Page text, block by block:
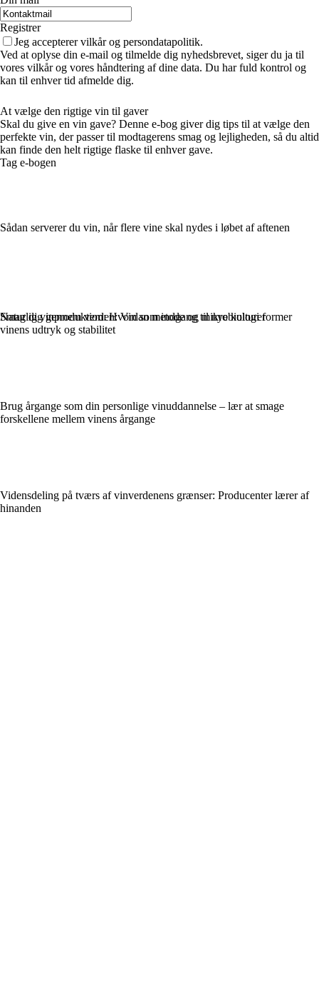
Registrer
Jeg accepterer vilkår og persondatapolitik.
Ved at oplyse din e-mail og tilmelde dig nyhedsbrevet, siger du ja til
vores vilkår og vores håndtering af dine data. Du har fuld kontrol og
kan til enhver tid afmelde dig.
At vælge den rigtige vin til gaver
Skal du give en vin gave? Denne e-bog giver dig tips til at vælge den
perfekte vin, der passer til modtagerens smag og lejligheden, så du altid
kan finde den helt rigtige flaske til enhver gave.
Tag e-bogen
Sådan serverer du vin, når flere vine skal nydes i løbet af aftenen
Naturlig vinproduktion: Hvordan metode og mikrobiologi former
vinens udtryk og stabilitet
Brug årgange som din personlige vinuddannelse – lær at smage
forskellene mellem vinens årgange
Vidensdeling på tværs af vinverdenens grænser: Producenter lærer af
hinanden
Smag dig gennem verden: Vin som indgang til nye kulturer